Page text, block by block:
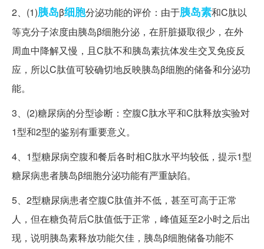
2、(1)胰岛β细胞分泌功能的评价：由于胰岛素和C肽以
等克分子浓度由胰岛β细胞分泌，在肝脏摄取很少，在外
周血中降解又慢，且C肽不和胰岛素抗体发生交叉免疫反
应，所以C肽值可较确切地反映胰岛β细胞的储备和分泌功
能。
3、(2)糖尿病的分型诊断：空腹C肽水平和C肽释放实验对
1型和2型的鉴别有重要意义。
4、1型糖尿病空腹和餐后各时相C肽水平均较低，提示1型
糖尿病患者胰岛β细胞分泌功能有严重缺陷。
5、2型糖尿病患者空腹C肽值并不低，甚至可高于正常
人，但在糖负荷后C肽值低于正常，峰值延至2小时之后出
现，说明胰岛素释放功能欠佳，胰岛β细胞储备功能不